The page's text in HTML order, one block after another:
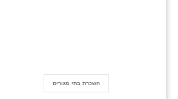
השכרת בתי מגורים